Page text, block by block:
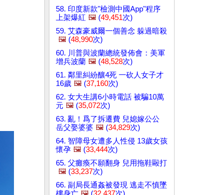
58. 印度新款"檢測中國App"程序
上架爆紅 🖼️ (49,451次)
59. 艾森豪威爾一個善念 躲過暗殺
🖼️ (48,990次)
60. 川普與波蘭總統發佈會：美軍
增兵波蘭 🖼️ (48,528次)
61. 鄰里糾紛釀4死 一砍人女子才
16歲 🖼️ (37,160次)
62. 女大生講6小時電話 被騙10萬
元 🖼️ (35,072次)
63. 亂！爲了拆遷費 兒媳嫁公公
岳父娶婆婆 🖼️ (34,829次)
64. 智障母女遭多人性侵 13歲女孩
懷孕 🖼️ (33,444次)
65. 父癱瘓不願翻身 兒用拖鞋毆打
🖼️ (33,237次)
66. 副局長通姦被發現 逃走不慎墜
樓身亡 🖼️ (32,437次)